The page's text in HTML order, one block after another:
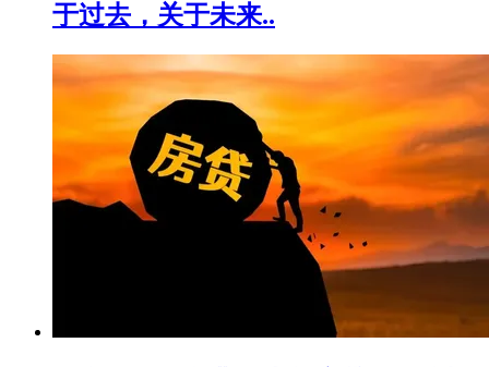
于过去，关于未来..